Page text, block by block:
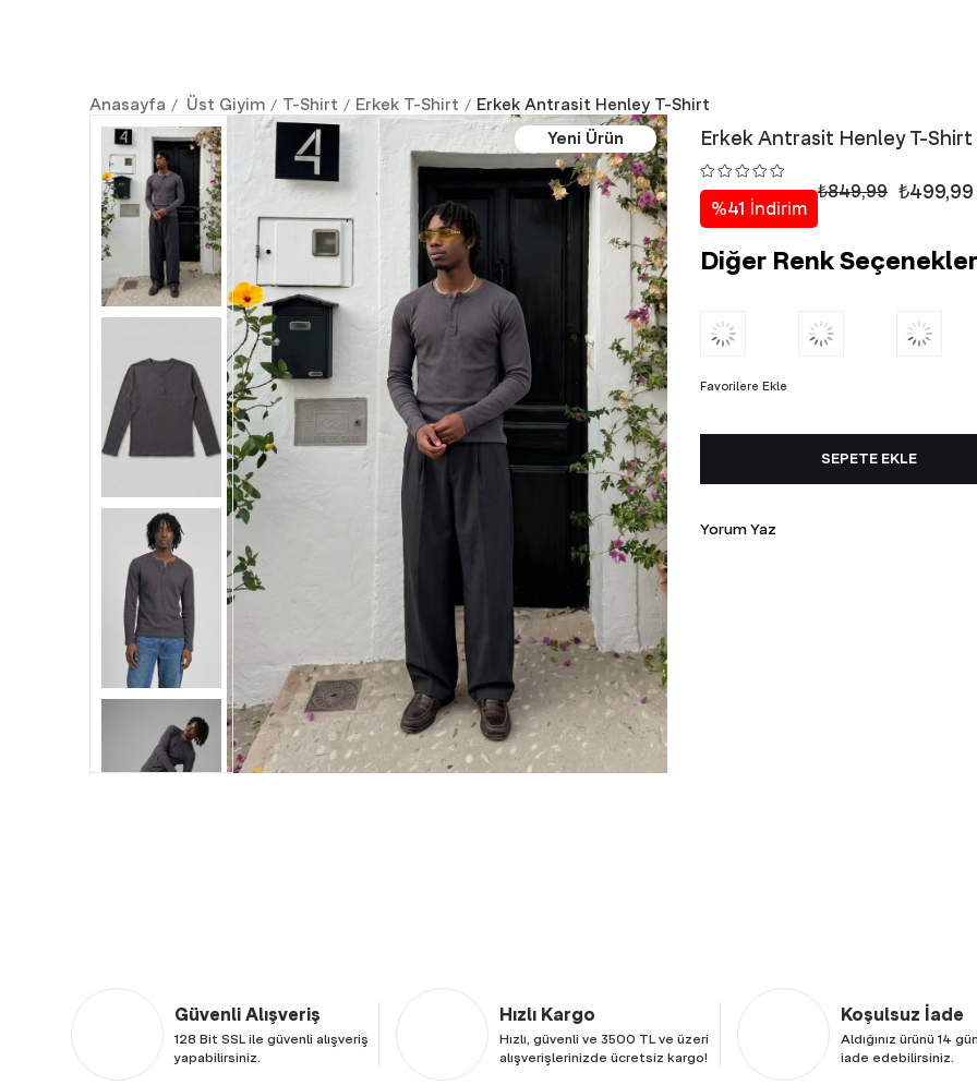
Anasayfa Üst Giyim T-Shirt Erkek T-Shirt Erkek Antrasit Henley T-Shirt
Yeni Ürün Erkek Antrasit Henley T-Shirt
%41 İndirim
₺849,99 ₺499,99
Diğer Renk
Favorilere Ekle
Yorum Yaz
Güvenli Alışveriş
128 Bit SSL ile güvenli alışveriş
yapabilirsiniz.
Hızlı Kargo
Hızlı, güvenli ve 3500 TL ve üzeri
alışverişlerinizde ücretsiz kargo!
Koşulsuz İade
Aldığınız ürünü 14
iade edebilirsiniz.